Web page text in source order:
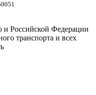
и Российской Федерации
транспорта и всех